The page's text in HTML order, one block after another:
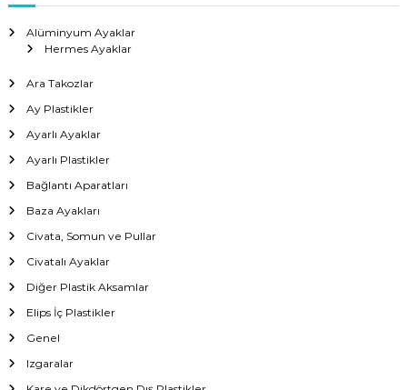
Alüminyum Ayaklar
Hermes Ayaklar
Ara Takozlar
Ay Plastikler
Ayarlı Ayaklar
Ayarlı Plastikler
Bağlantı Aparatları
Baza Ayakları
Civata, Somun ve Pullar
Civatalı Ayaklar
Diğer Plastik Aksamlar
Elips İç Plastikler
Genel
Izgaralar